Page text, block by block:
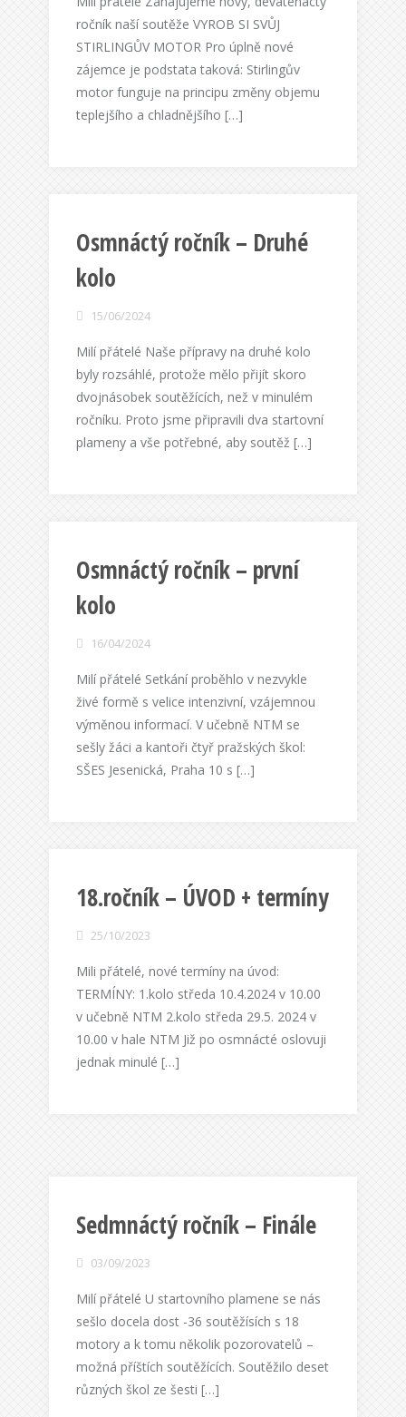
ročník naší soutěže VYROB SI SVŮJ
STIRLINGŮV MOTOR Pro úplně nové
zájemce je podstata taková: Stirlingův
motor funguje na principu změny objemu
teplejšího a chladnějšího […]
Osmnáctý ročník – Druhé
kolo
15/06/2024
Milí přátelé Naše přípravy na druhé kolo
byly rozsáhlé, protože mělo přijít skoro
dvojnásobek soutěžících, než v minulém
ročníku. Proto jsme připravili dva startovní
plameny a vše potřebné, aby soutěž […]
Osmnáctý ročník – první
kolo
16/04/2024
Milí přátelé Setkání proběhlo v nezvykle
živé formě s velice intenzivní, vzájemnou
výměnou informací. V učebně NTM se
sešly žáci a kantoři čtyř pražských škol:
SŠES Jesenická, Praha 10 s […]
18.ročník – ÚVOD + termíny
25/10/2023
Mili přátelé, nové termíny na úvod:
TERMÍNY: 1.kolo středa 10.4.2024 v 10.00
v učebně NTM 2.kolo středa 29.5. 2024 v
10.00 v hale NTM Již po osmnácté oslovuji
jednak minulé […]
Sedmnáctý ročník – Finále
03/09/2023
Milí přátelé U startovního plamene se nás
sešlo docela dost -36 soutěžísích s 18
motory a k tomu několik pozorovatelů –
možná příštích soutěžících. Soutěžilo deset
různých škol ze šesti […]